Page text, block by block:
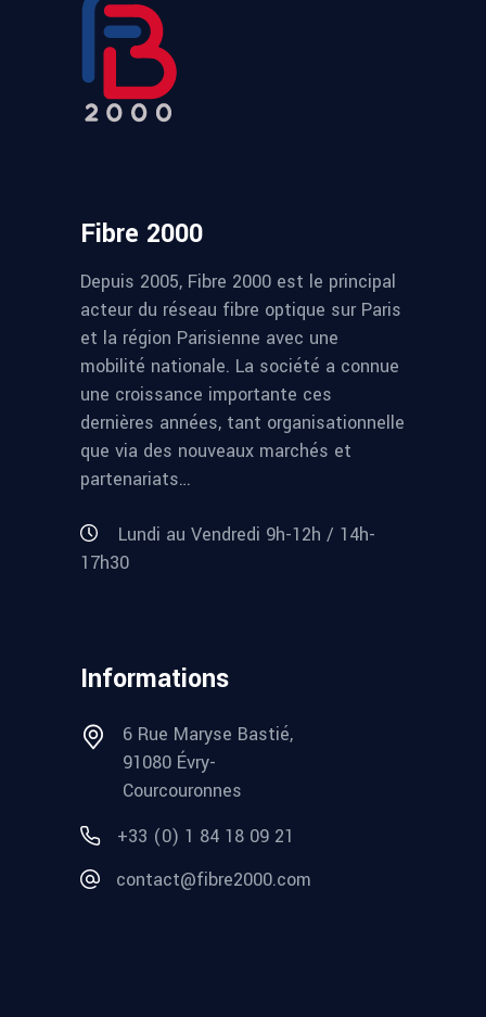
Fibre 2000
Depuis 2005, Fibre 2000 est le principal
acteur du réseau fibre optique sur Paris
et la région Parisienne avec une
mobilité nationale. La société a connue
une croissance importante ces
dernières années, tant organisationnelle
que via des nouveaux marchés et
partenariats…
Lundi au Vendredi 9h-12h / 14h-
17h30
Informations
6 Rue Maryse Bastié,
91080 Évry-
Courcouronnes
+33 (0) 1 84 18 09 21
contact@fibre2000.com